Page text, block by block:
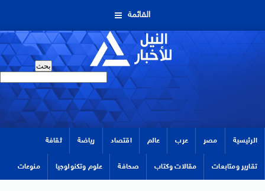
القائمة
الرئيسية مصر عرب عالم اقتصاد رياضة ثقافة
تقارير ومتابعات مقالات وكتاب صحافة علوم وتكنولوجيا منوعات